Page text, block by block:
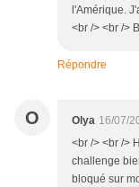
l'Amérique.
<br /> <br />
Répondre
O Olya 16/07/
<br /> <br />
challenge
bloqué sur